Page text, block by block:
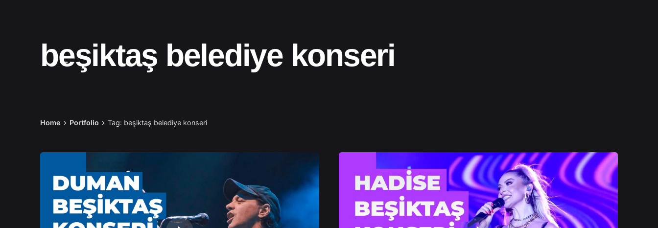
beşiktaş belediye konseri
Home Portfolio Tag: beşiktaş belediye konseri